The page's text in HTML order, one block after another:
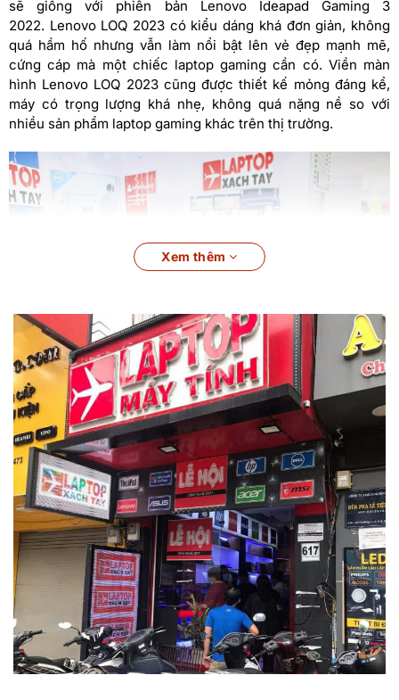
sẽ giống với phiên bản Lenovo Ideapad Gaming 3
2022. Lenovo LOQ 2023 có kiểu dáng khá đơn giản, không
quá hầm hố nhưng vẫn làm nổi bật lên vẻ đẹp mạnh mẽ,
cứng cáp mà một chiếc laptop gaming cần có. Viền màn
hình Lenovo LOQ 2023 cũng được thiết kế mỏng đáng kể,
máy có trọng lượng khá nhẹ, không quá nặng nề so với
nhiều sản phẩm laptop gaming khác trên thị trường.
Màn hình
Với một chiếc laptop chơi game thì màn hình là phần không
kém phần quan trọng. Lenovo LOQ 2023 có màn hình kích
thước tiêu chuẩn 15.6 inch với viền cạnh siêu mỏng, tạo hiệu
ứng thị giác hấp dẫn hơn, rộng hơn so với thông thường.
Xem thêm